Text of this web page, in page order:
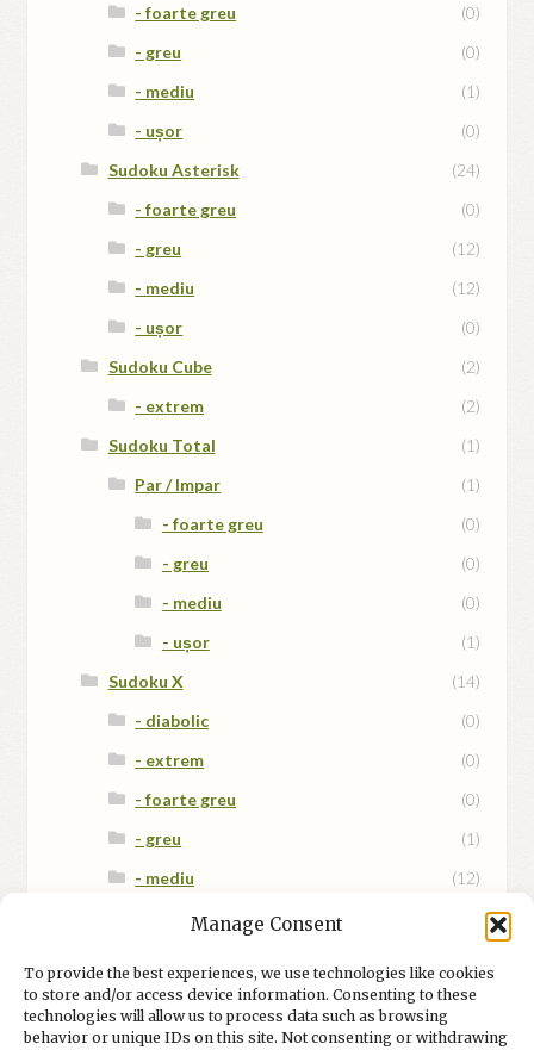
Manage Consent
To provide the best experiences, we use technologies like cookies
to store and/or access device information. Consenting to these
technologies will allow us to process data such as browsing
behavior or unique IDs on this site. Not consenting or withdrawing
- foarte greu
(0)
- greu
(0)
- mediu
(1)
- ușor
(0)
Sudoku Asterisk
(24)
- foarte greu
(0)
- greu
(12)
- mediu
(12)
- ușor
(0)
Sudoku Cube
(2)
- extrem
(2)
Sudoku Total
(1)
Par / Impar
(1)
- foarte greu
(0)
- greu
(0)
- mediu
(0)
- ușor
(1)
Sudoku X
(14)
- diabolic
(0)
- extrem
(0)
- foarte greu
(0)
- greu
(1)
- mediu
(12)